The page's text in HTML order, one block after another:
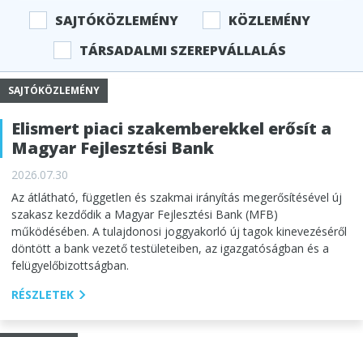
SAJTÓKÖZLEMÉNY
KÖZLEMÉNY
TÁRSADALMI SZEREPVÁLLALÁS
SAJTÓKÖZLEMÉNY
Elismert piaci szakemberekkel erősít a
Magyar Fejlesztési Bank
2026.07.30
Az átlátható, független és szakmai irányítás megerősítésével új
szakasz kezdődik a Magyar Fejlesztési Bank (MFB)
működésében. A tulajdonosi joggyakorló új tagok kinevezéséről
döntött a bank vezető testületeiben, az igazgatóságban és a
felügyelőbizottságban.
RÉSZLETEK